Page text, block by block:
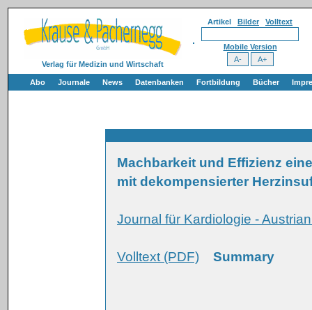
Verlag für Medizin und Wirtschaft
Artikel Bilder Volltext
Mobile Version
Abo Journale News Datenbanken Fortbildung Bücher
Machbarkeit und Effizienz
mit dekompensierter
Journal für Kardiologie -
Volltext (PDF) Summary